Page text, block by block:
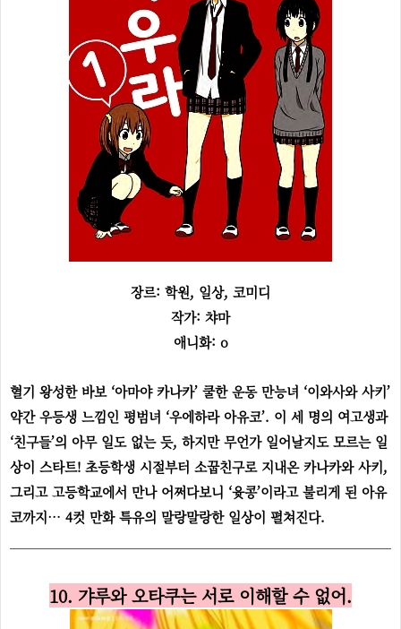
장르: 학원, 일상, 코미디
작가: 챠마
애니화: o
혈기 왕성한 바보 ‘아마야 카나카’ 쿨한 운동 만능녀 ‘이와사와 사키’
약간 우등생 느낌인 평범녀 ‘우에하라 아유코’. 이 세 명의 여고생과
‘친구들’의 아무 일도 없는 듯, 하지만 무언가 일어날지도 모르는 일
상이 스타트! 초등학생 시절부터 소꿉친구로 지내온 카나카와 사키,
그리고 고등학교에서 만나 어쩌다보니 ‘윳콩’이라고 불리게 된 아유
코까지… 4컷 만화 특유의 말랑말랑한 일상이 펼쳐진다.
10. 갸루와 오타쿠는 서로 이해할 수 없어.